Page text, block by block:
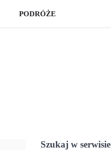
PODRÓŻE
Szukaj w serwisie